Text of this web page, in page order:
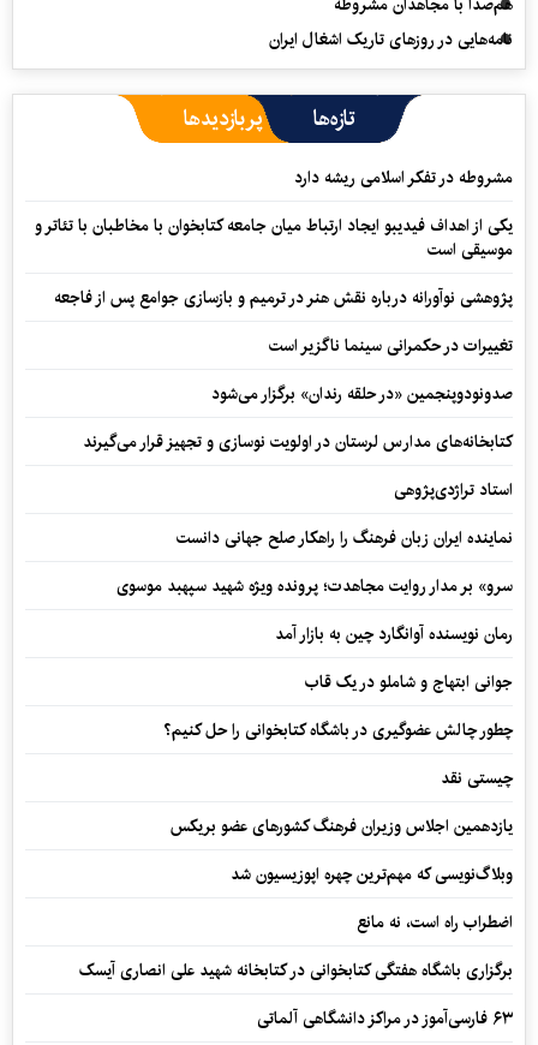
نامه‌هایی در روزهای تاریک اشغال ایران
تازه‌ها پربازدیدها
مشروطه در تفکر اسلامی ریشه دارد
یکی از اهداف فیدیبو ایجاد ارتباط میان جامعه کتابخوان با مخاطبان با تئاتر و
موسیقی است
پژوهشی نوآورانه درباره نقش هنر در ترمیم و بازسازی جوامع پس از فاجعه
تغییرات در حکمرانی سینما ناگزیر است
صدونودوپنجمین «در حلقه رندان» برگزار می‌شود
کتابخانه‌های مدارس لرستان در اولویت نوسازی و تجهیز قرار می‌گیرند
استاد تراژدی‌پژوهی
نماینده ایران زبان فرهنگ را راهکار صلح جهانی دانست
سرو» بر مدار روایت مجاهدت؛ پرونده ویژه شهید سپهبد موسوی
رمان نویسنده آوانگارد چین به بازار آمد
جوانی ابتهاج و شاملو در یک قاب
چطور چالش عضوگیری در باشگاه کتابخوانی را حل کنیم؟
چیستی نقد
یازدهمین اجلاس وزیران فرهنگ کشورهای عضو بریکس
وبلاگ‌نویسی که مهم‌ترین چهره اپوزیسیون شد
اضطراب راه است، نه مانع
برگزاری باشگاه هفتگی کتابخوانی در کتابخانه شهید علی انصاری آیسک
۶۳ فارسی‌آموز در مراکز دانشگاهی آلماتی